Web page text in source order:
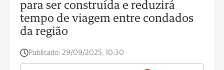
para ser construída e reduzirá
tempo de viagem entre condados
da região
Publicado: 29/09/2025, 10:30